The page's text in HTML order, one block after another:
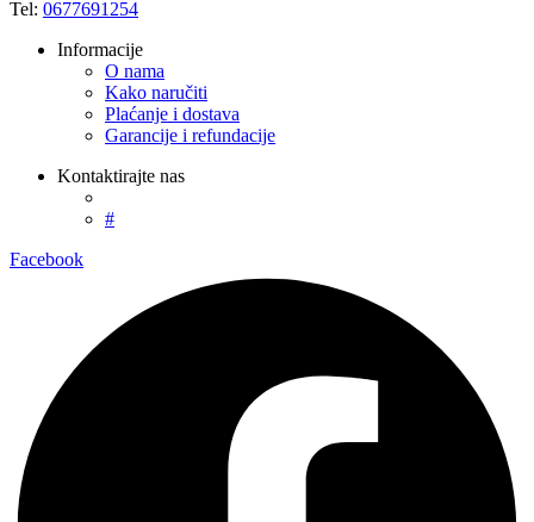
Tel: 0677691254
Informacije
O nama
Kako naručiti
Plaćanje i dostava
Garancije i refundacije
Kontaktirajte nas
#
Facebook